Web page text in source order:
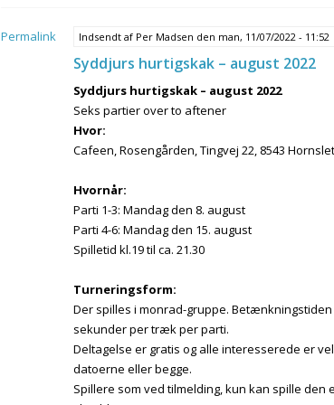
Permalink Indsendt af Per Madsen den man, 11/07/2022 - 11:52
Syddjurs hurtigskak – august 2022
Syddjurs hurtigskak – august 2022
Seks partier over to aftener
Hvor:
Cafeen, Rosengården, Tingvej 22, 8543
Hvornår:
Parti 1-3: Mandag den 8. august
Parti 4-6: Mandag den 15. august
Spilletid kl.19 til ca. 21.30
Turneringsform:
Der spilles i monrad-gruppe.
sekunder per træk per parti.
Deltagelse er gratis og alle interesserede er
datoerne eller begge.
Spillere som ved tilmelding, kun kan spille